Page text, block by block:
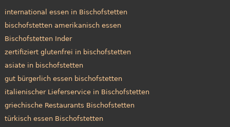
international essen in Bischofstetten
bischofstetten amerikanisch essen
Bischofstetten Inder
zertifiziert glutenfrei in bischofstetten
asiate in bischofstetten
gut bürgerlich essen bischofstetten
italienischer Lieferservice in Bischofstetten
griechische Restaurants Bischofstetten
türkisch essen Bischofstetten